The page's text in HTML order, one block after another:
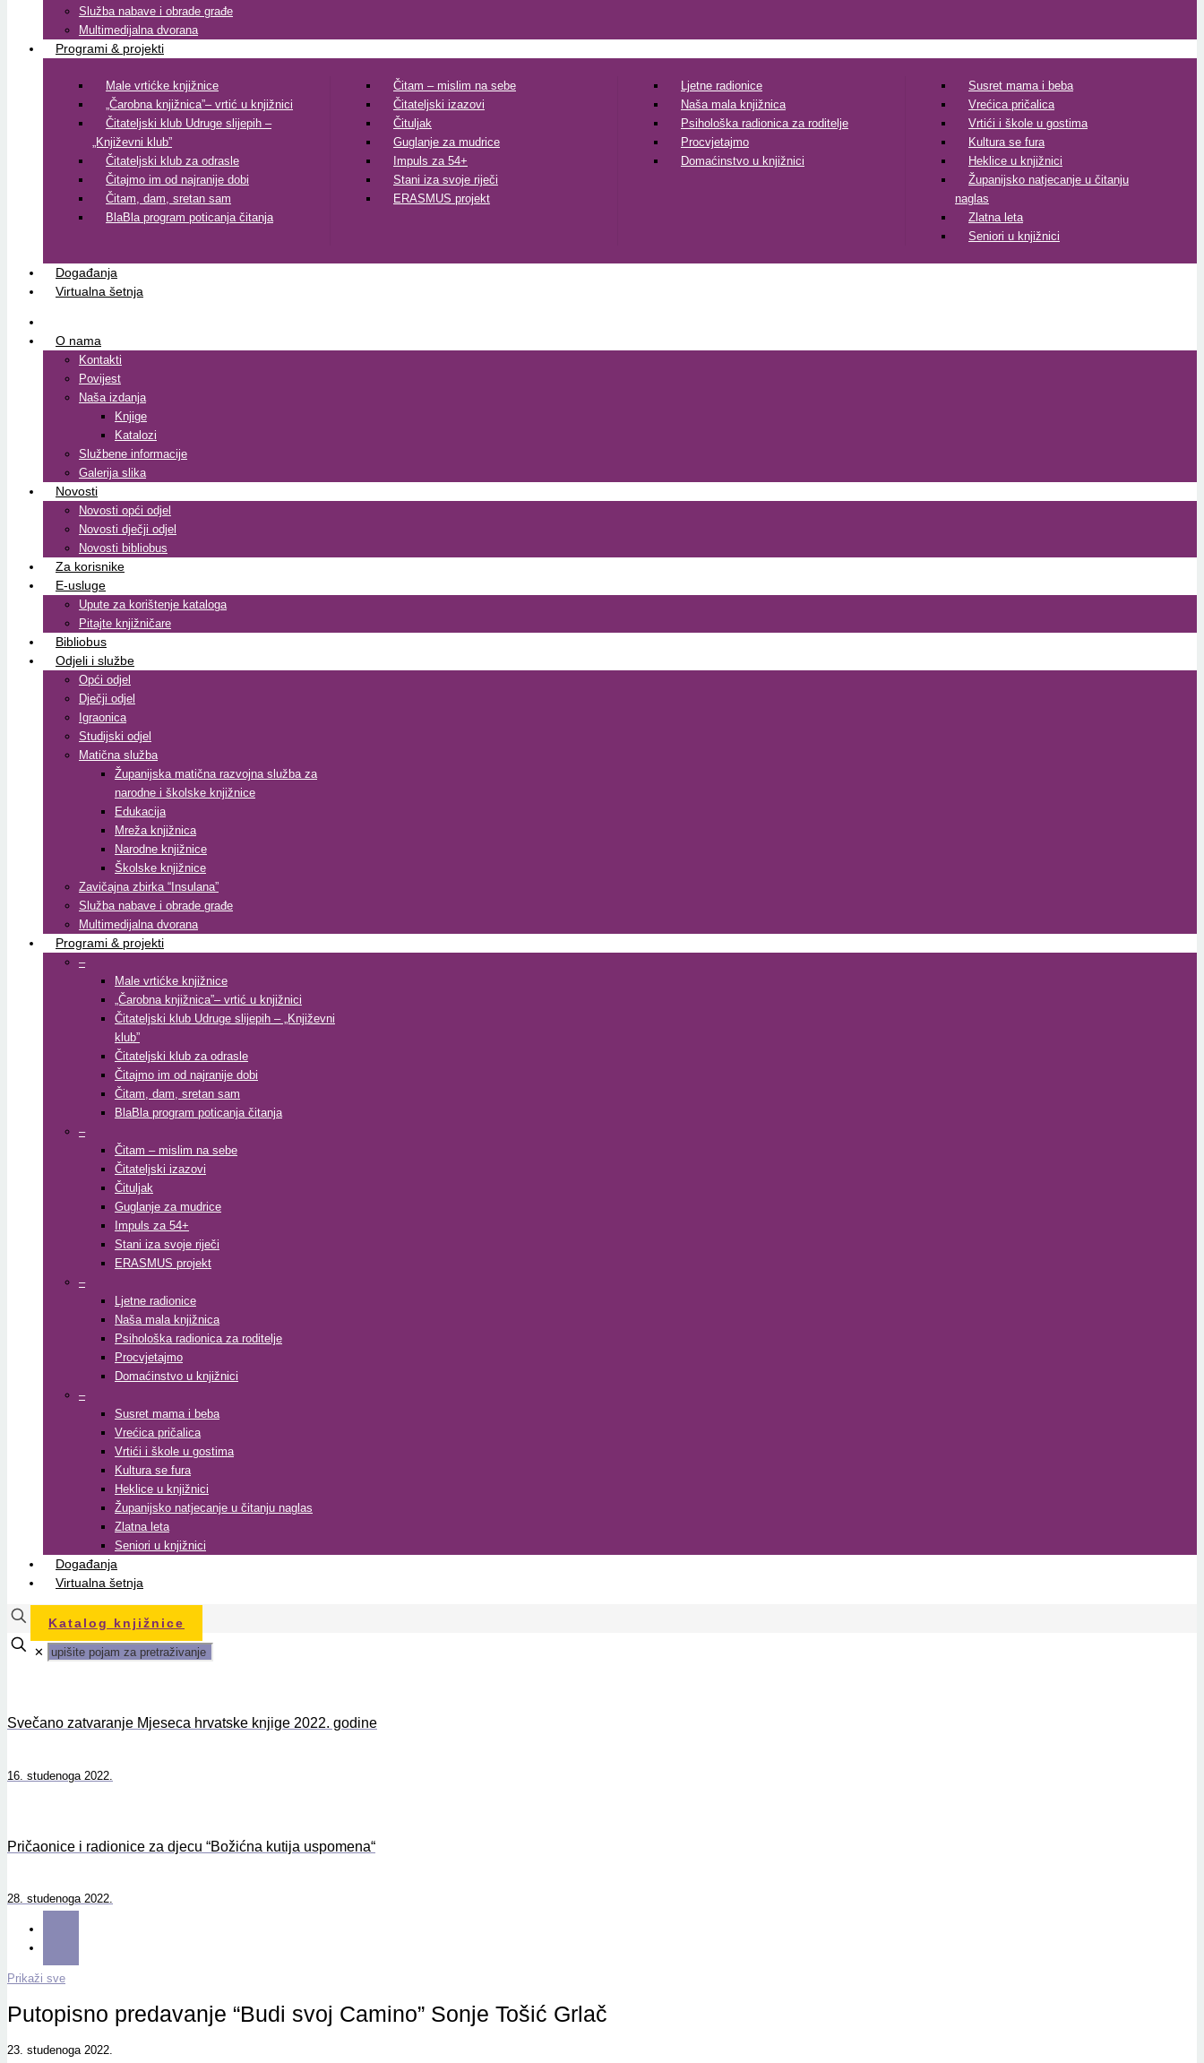
Služba nabave i obrade građe
Multimedijalna dvorana
Programi & projekti
Male vrtićke knjižnice
„Čarobna knjižnica”– vrtić u knjižnici
Čitateljski klub Udruge slijepih –
„Književni klub”
Čitateljski klub za odrasle
Čitajmo im od najranije dobi
Čitam, dam, sretan sam
BlaBla program poticanja čitanja
Čitam – mislim na sebe
Čitateljski izazovi
Čituljak
Guglanje za mudrice
Impuls za 54+
Stani iza svoje riječi
ERASMUS projekt
Ljetne radionice
Naša mala knjižnica
Psihološka radionica za roditelje
Procvjetajmo
Domaćinstvo u knjižnici
Susret mama i beba
Vrećica pričalica
Vrtići i škole u gostima
Kultura se fura
Heklice u knjižnici
Županijsko natjecanje u čitanju
naglas
Zlatna leta
Seniori u knjižnici
Događanja
Virtualna šetnja
O nama
Kontakti
Povijest
Naša izdanja
Knjige
Katalozi
Službene informacije
Galerija slika
Novosti
Novosti opći odjel
Novosti dječji odjel
Novosti bibliobus
Za korisnike
E-usluge
Upute za korištenje kataloga
Pitajte knjižničare
Bibliobus
Odjeli i službe
Opći odjel
Dječji odjel
Igraonica
Studijski odjel
Matična služba
Županijska matična razvojna služba za
narodne i školske knjižnice
Edukacija
Mreža knjižnica
Narodne knjižnice
Školske knjižnice
Zavičajna zbirka “Insulana”
Služba nabave i obrade građe
Multimedijalna dvorana
Programi & projekti
–
Male vrtićke knjižnice
„Čarobna knjižnica”– vrtić u knjižnici
Čitateljski klub Udruge slijepih – „Književni
klub”
Čitateljski klub za odrasle
Čitajmo im od najranije dobi
Čitam, dam, sretan sam
BlaBla program poticanja čitanja
–
Čitam – mislim na sebe
Čitateljski izazovi
Čituljak
Guglanje za mudrice
Impuls za 54+
Stani iza svoje riječi
ERASMUS projekt
–
Ljetne radionice
Naša mala knjižnica
Psihološka radionica za roditelje
Procvjetajmo
Domaćinstvo u knjižnici
–
Susret mama i beba
Vrećica pričalica
Vrtići i škole u gostima
Kultura se fura
Heklice u knjižnici
Županijsko natjecanje u čitanju naglas
Zlatna leta
Seniori u knjižnici
Događanja
Virtualna šetnja
Katalog knjižnice
✕
Svečano zatvaranje Mjeseca hrvatske knjige 2022. godine
16. studenoga 2022.
Pričaonice i radionice za djecu “Božićna kutija uspomena“
28. studenoga 2022.
Prikaži sve
Putopisno predavanje “Budi svoj Camino” Sonje Tošić Grlač
23. studenoga 2022.